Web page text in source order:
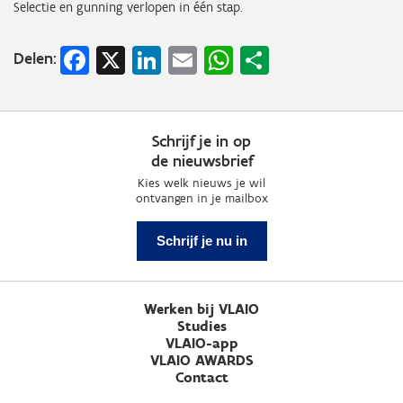
Selectie en gunning verlopen in één stap.
Delen: Facebook
X LinkedIn
EmailWhatsApp
Schrijf je in op
de nieuwsbrief
Kies welk nieuws je wil
ontvangen in je mailbox
Schrijf je nu in
Werken bij VLAIO
Studies
VLAIO-app
VLAIO AWARDS
Contact